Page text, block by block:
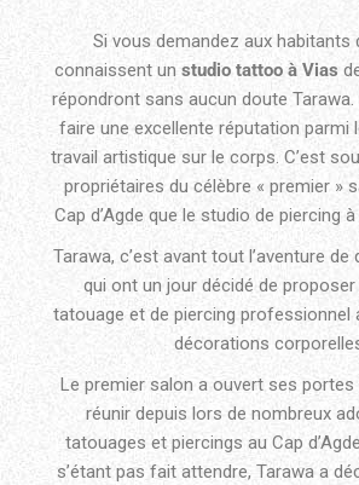
Si vous demandez aux habitants
connaissent un studio tattoo à Vias
répondront sans aucun doute
faire une excellente réputation parmi
travail artistique sur le corps. C’est
propriétaires du célèbre « premier »
Cap d’Agde que le studio de piercing
Tarawa, c’est avant tout l’aventure de
qui ont un jour décidé de
tatouage et de piercing professionnel
décorations
Le premier salon a ouvert ses portes
réunir depuis lors de nombreux
tatouages et piercings au Cap
s’étant pas fait attendre, Tarawa a